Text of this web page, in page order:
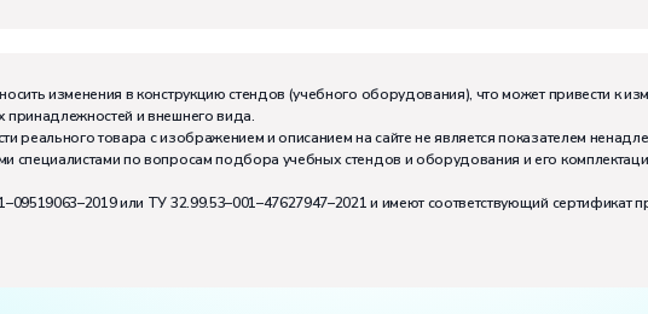
изменения в конструкцию стендов (учебного оборудования), что может привести к
принадлежностей и внешнего вида.
реального товара с изображением и описанием на сайте не является показателем
специалистами по вопросам подбора учебных стендов и оборудования и его
или ТУ 32.99.53–001–47627947–2021 и имеют соответствующий